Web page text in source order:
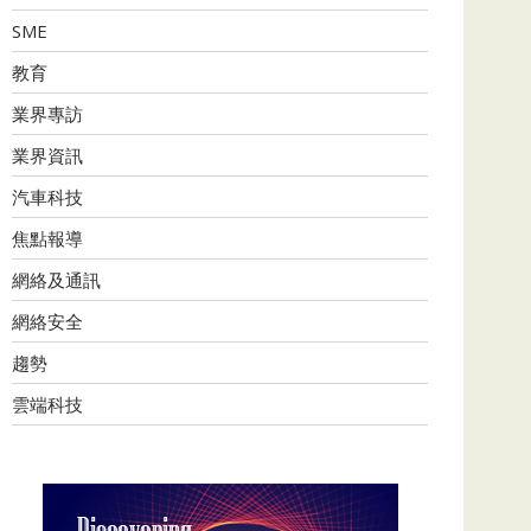
SME
教育
業界專訪
業界資訊
汽車科技
焦點報導
網絡及通訊
網絡安全
趨勢
雲端科技